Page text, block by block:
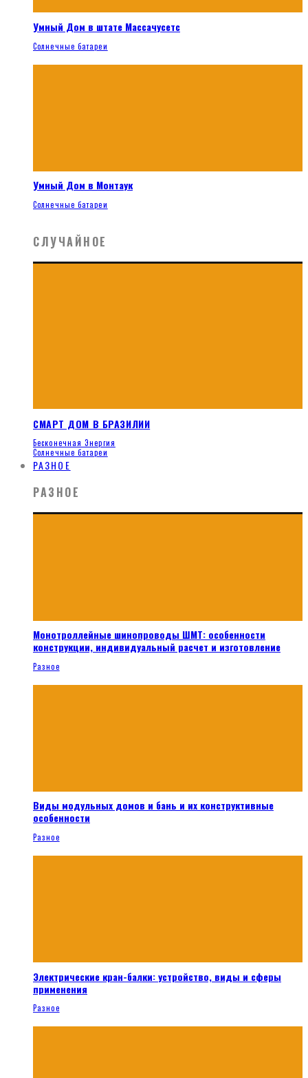
Умный Дом в штате Массачусетс
Солнечные батареи
Умный Дом в Монтаук
Солнечные батареи
СЛУЧАЙНОЕ
СМАРТ ДОМ В БРАЗИЛИИ
Бесконечная Энергия
Солнечные батареи
РАЗНОЕ
РАЗНОЕ
Монотроллейные шинопроводы ШМТ: особенности
конструкции, индивидуальный расчет и изготовление
Разное
Виды модульных домов и бань и их конструктивные
особенности
Разное
Электрические кран-балки: устройство, виды и сферы
применения
Разное